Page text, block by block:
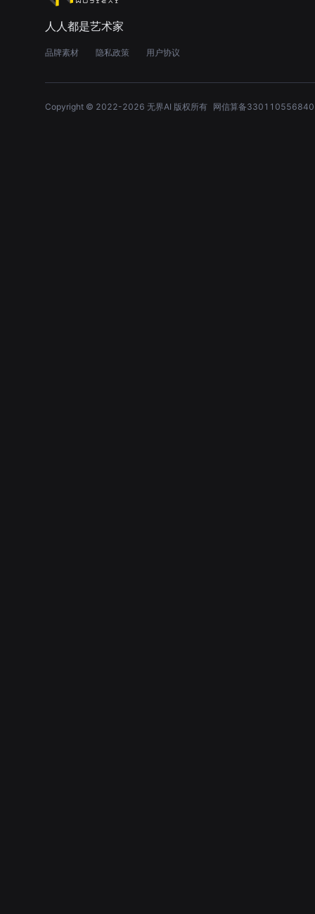
人人都是艺术家
品牌素材 隐私政策 用户协议
Copyright © 2022-2026 无界AI 版权所有 网信算备